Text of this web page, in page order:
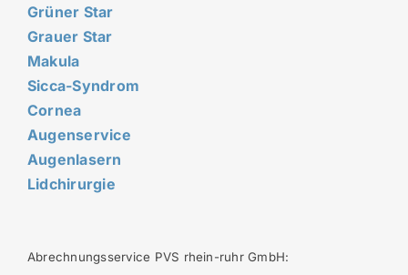
Grüner Star
Grauer Star
Makula
Sicca-Syndrom
Cornea
Augenservice
Augenlasern
Lidchirurgie
Abrechnungsservice PVS rhein-ruhr GmbH: